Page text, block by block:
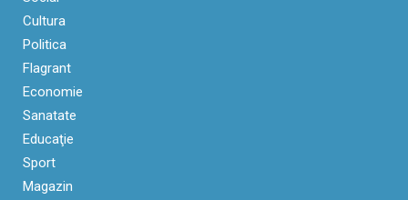
Cultura
Politica
Flagrant
Economie
Sanatate
Educaţie
Sport
Magazin